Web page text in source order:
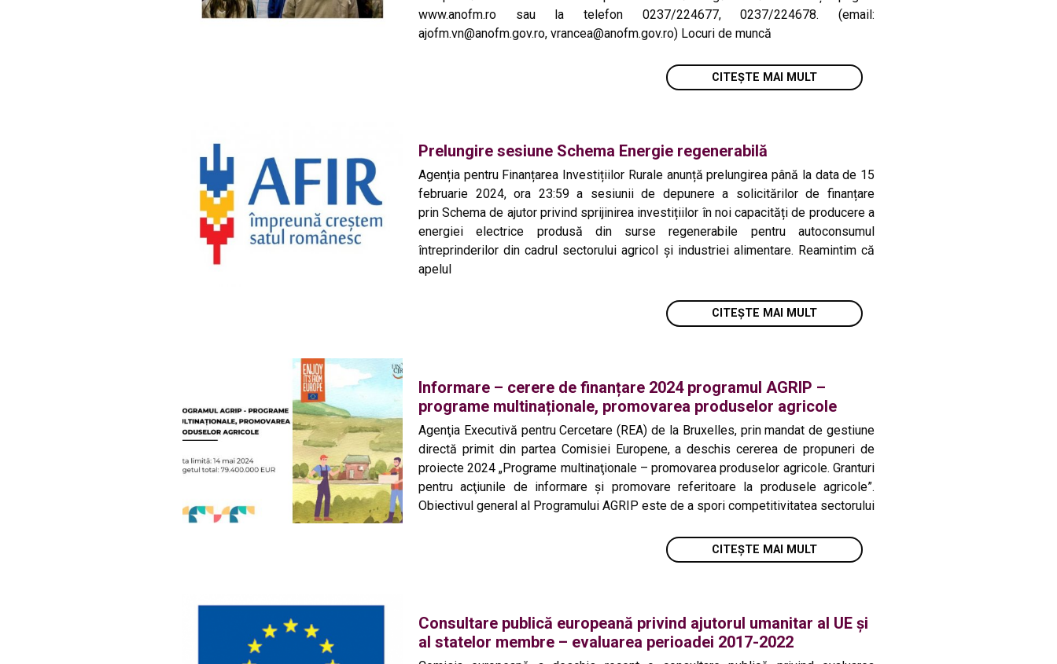
www.anofm.ro sau la telefon 0237/224677, 0237/224678. (email:
ajofm.vn@anofm.gov.ro, vrancea@anofm.gov.ro) Locuri de muncă
CITEȘTE MAI MULT
Prelungire sesiune Schema Energie regenerabilă
Agenția pentru Finanțarea Investițiilor Rurale anunță prelungirea până la data de 15
februarie 2024, ora 23:59 a sesiunii de depunere a solicitărilor de finanțare
prin Schema de ajutor privind sprijinirea investițiilor în noi capacități de producere a
energiei electrice produsă din surse regenerabile pentru autoconsumul
întreprinderilor din cadrul sectorului agricol și industriei alimentare. Reamintim că
apelul
CITEȘTE MAI MULT
Informare – cerere de finanțare 2024 programul AGRIP –
programe multinaționale, promovarea produselor agricole
Agenţia Executivă pentru Cercetare (REA) de la Bruxelles, prin mandat de gestiune
directă primit din partea Comisiei Europene, a deschis cererea de propuneri de
proiecte 2024 „Programe multinaţionale – promovarea produselor agricole. Granturi
pentru acţiunile de informare şi promovare referitoare la produsele agricole”.
Obiectivul general al Programului AGRIP este de a spori competitivitatea sectorului
CITEȘTE MAI MULT
Consultare publică europeană privind ajutorul umanitar al UE și
al statelor membre – evaluarea perioadei 2017-2022